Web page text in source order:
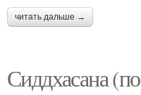
читать дальше →
Сиддхасана